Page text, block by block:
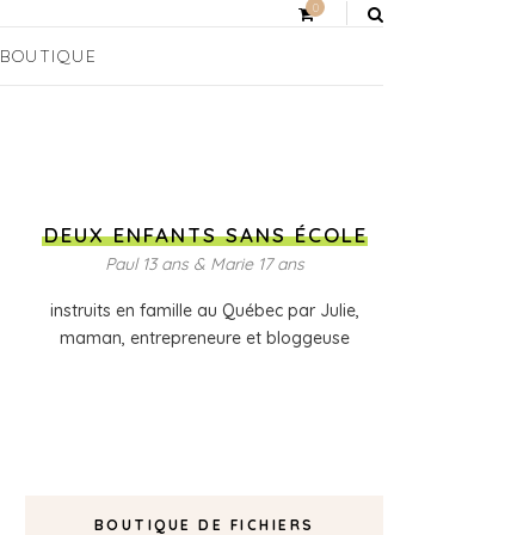
0
BOUTIQUE
DEUX ENFANTS SANS ÉCOLE
Paul 13 ans & Marie 17 ans
instruits en famille au Québec par Julie,
maman, entrepreneure et bloggeuse
BOUTIQUE DE FICHIERS